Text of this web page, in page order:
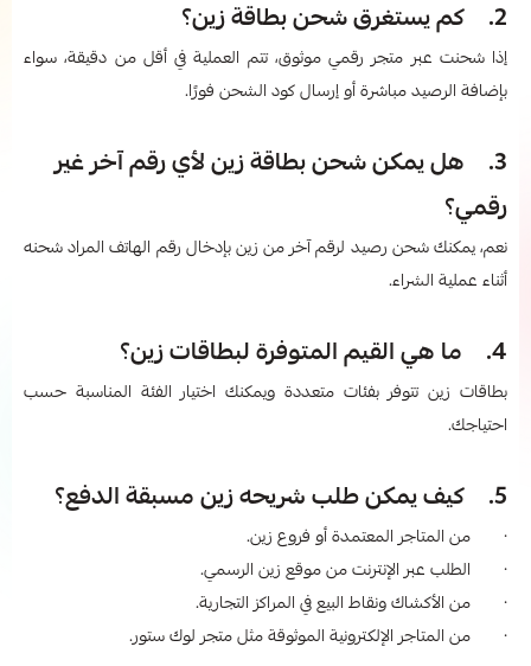
2. كم يستغرق شحن بطاقة زين؟
إذا شحنت عبر متجر رقمي موثوق، تتم العملية في أقل من دقيقة، سواء
بإضافة الرصيد مباشرة أو إرسال كود الشحن فورًا.
3. هل يمكن شحن بطاقة زين لأي رقم آخر غير
رقمي؟
نعم، يمكنك شحن رصيد لرقم آخر من زين بإدخال رقم الهاتف المراد شحنه
أثناء عملية الشراء.
4. ما هي القيم المتوفرة لبطاقات زين؟
بطاقات زين تتوفر بفئات متعددة ويمكنك اختيار الفئة المناسبة حسب
احتياجك.
5. كيف يمكن طلب شريحه زين مسبقة الدفع؟
· من المتاجر المعتمدة أو فروع زين.
· الطلب عبر الإنترنت من موقع زين الرسمي.
· من الأكشاك ونقاط البيع في المراكز التجارية.
· من المتاجر الإلكترونية الموثوقة مثل متجر لوك ستور.